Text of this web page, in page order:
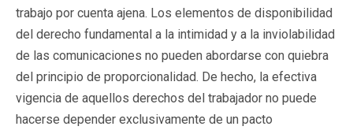
trabajo por cuenta ajena. Los elementos de disponibilidad
del derecho fundamental a la intimidad y a la inviolabilidad
de las comunicaciones no pueden abordarse con quiebra
del principio de proporcionalidad. De hecho, la efectiva
vigencia de aquellos derechos del trabajador no puede
hacerse depender exclusivamente de un pacto